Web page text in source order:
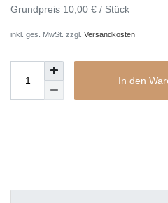
Grundpreis 10,00 € / Stück
inkl. ges. MwSt. zzgl. Versandkosten
In den